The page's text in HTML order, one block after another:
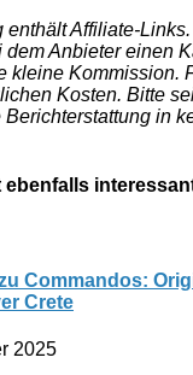
enthält Affiliate-
Anbieter einen
kleine Kommission.
Kosten. Bitte
in
ebenfalls
Commandos:
Crete
2025